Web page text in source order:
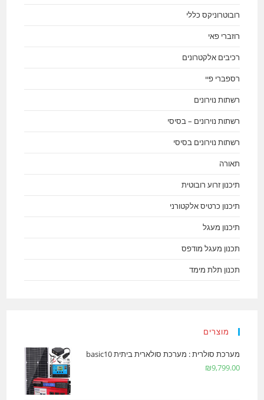
רובוטרוניקס כללי
רוזברי פאי
רכיבים אלקטרונים
רספברי פיי
רשתות נוירונים
רשתות נוירונים – בסיסי
רשתות נוירונים בסיסי
תאורה
תיכנון זרוע רובוטית
תיכנון כרטיס אלקטורני
תיכנון מעגל
תכנון מעגל מודפס
תכנון תלת מימד
מוצרים
מערכת סולרית : מערכת סולארית ביתית basic10
₪9,799.00